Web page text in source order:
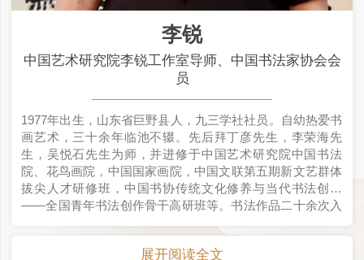
李锐
中国艺术研究院李锐工作室导师、中国书法家协会会
员
1977年出生，山东省巨野县人，九三学社社员。自幼热爱书
画艺术，三十余年临池不辍。先后拜丁彦先生，李荣海先
生，吴悦石先生为师，并进修于中国艺术研究院中国书法
院、花鸟画院，中国国家画院，中国文联第五期新文艺群体
拔尖人才研修班，中国书协传统文化修养与当代书法创作
——全国青年书法创作骨干高研班等。书法作品二十余次入
展中国书法家协会举办的展览，其中五次入展中国书法最高
奖“兰亭奖”，并获第八届兰亭奖铜奖。现为中国艺术研究院
李锐工作室导师，中国书法家协会会员，山东省书法家协会
展开阅读全文